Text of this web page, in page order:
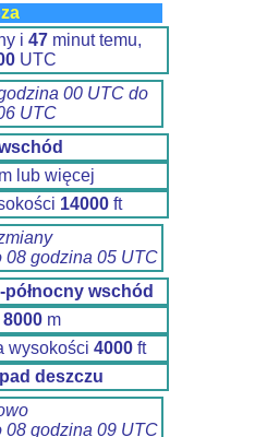
i 47 minut temu,
UTC
00 UTC do
UTC
lub więcej
14000ft
08 godzina 05 UTC
wschód
8000 m
wysokości 4000ft
deszczu
08 godzina 09 UTC